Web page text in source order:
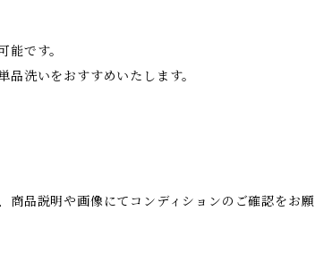
能です。
品洗いをおすすめいたします。
商品説明や画像にてコンディションのご確認をお願